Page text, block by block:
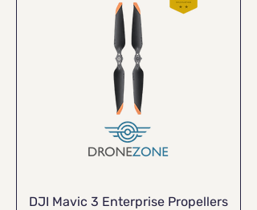
DJI Mavic 3 Enterprise Propellers